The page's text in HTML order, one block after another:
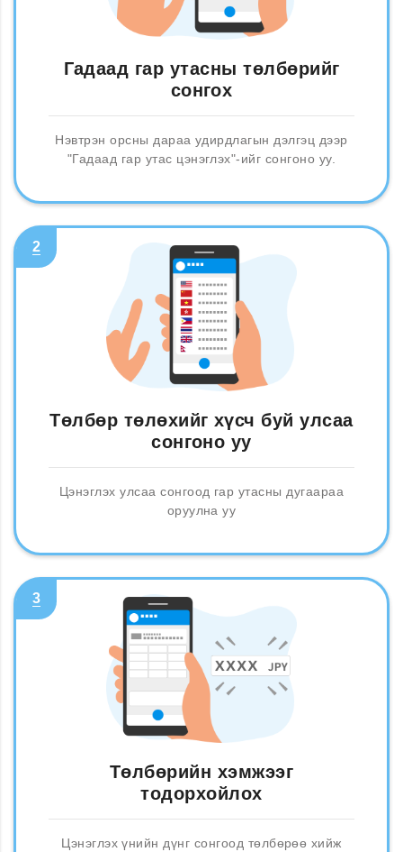
Гадаад гар утасны төлбөрийг
сонгох
Нэвтрэн орсны дараа удирдлагын дэлгэц дээр
"Гадаад гар утас цэнэглэх"-ийг сонгоно уу.
2
Төлбөр төлөхийг хүсч буй улсаа
сонгоно уу
Цэнэглэх улсаа сонгоод гар утасны дугаараа
оруулна уу
3
Төлбөрийн хэмжээг
тодорхойлох
Цэнэглэх үнийн дүнг сонгоод төлбөрөө хийж